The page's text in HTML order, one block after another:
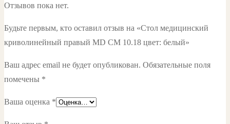
Отзывов пока нет.
Будьте первым, кто оставил отзыв на «Стол медицинский
криволинейный правый MD СМ 10.18 цвет: белый»
Ваш адрес email не будет опубликован. Обязательные поля
помечены *
Ваша оценка *